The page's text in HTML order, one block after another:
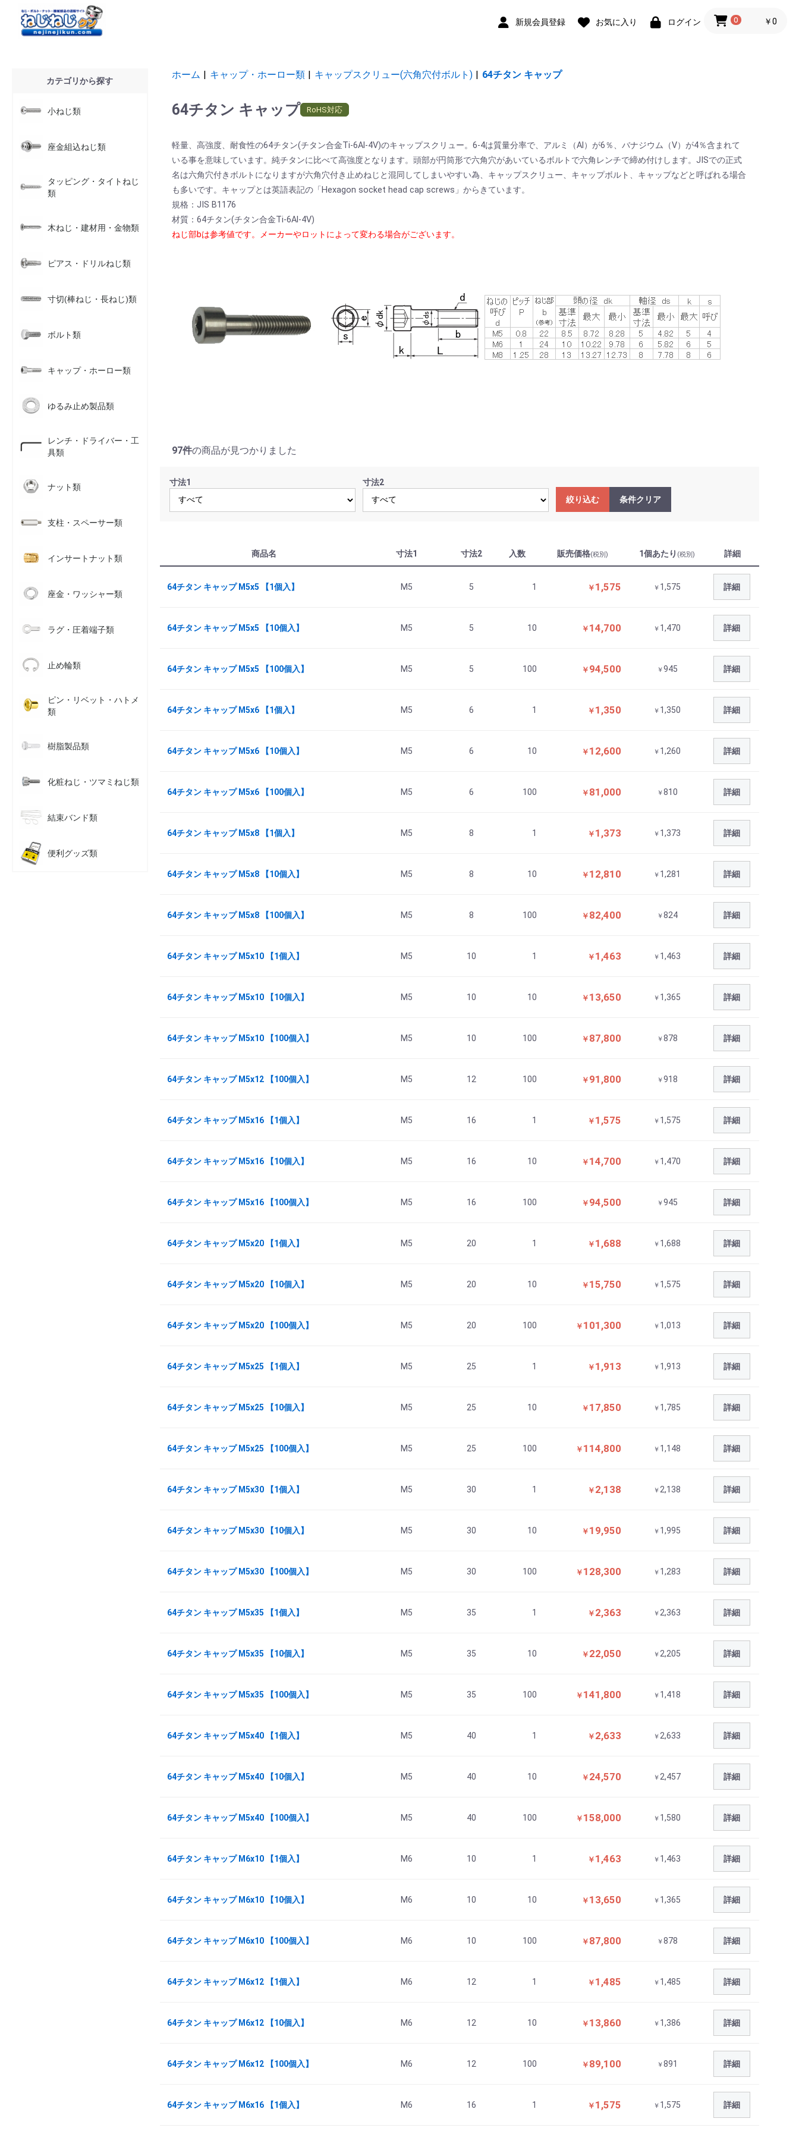
新規会員登録 お気に入り ログイン 0 ￥0
カテゴリから探す
小ねじ類
座金組込ねじ類
タッピング・タイトねじ
類
木ねじ・建材用・金物類
ピアス・ドリルねじ類
寸切(棒ねじ・長ねじ)類
ボルト類
キャップ・ホーロー類
ゆるみ止め製品類
レンチ・ドライバー・工
具類
ナット類
支柱・スペーサー類
インサートナット類
座金・ワッシャー類
ラグ・圧着端子類
止め輪類
ピン・リベット・ハトメ
類
樹脂製品類
化粧ねじ・ツマミねじ類
結束バンド類
便利グッズ類
ホーム | キャップ・ホーロー類 | キャップスクリュー(六角穴付ボルト) | 64チタン キャップ
64チタン キャップ RoHS対応
軽量、高強度、耐食性の64チタン(チタン合金Ti-6Al-4V)のキャップスクリュー。6-4は質量分率で、アルミ（Al）が6％、バナジウム（V）が4％含まれて
いる事を意味しています。純チタンに比べて高強度となります。頭部が円筒形で六角穴があいているボルトで六角レンチで締め付けします。JISでの正式
名は六角穴付きボルトになりますが六角穴付き止めねじと混同してしまいやすい為、キャップスクリュー、キャップボルト、キャップなどと呼ばれる場合
も多いです。キャップとは英語表記の「Hexagon socket head cap screws」からきています。
規格：JIS B1176
材質：64チタン(チタン合金Ti-6Al-4V)
ねじ部bは参考値です。メーカーやロットによって変わる場合がございます。
97件の商品が見つかりました
寸法1
寸法2
絞り込む
条件クリア
商品名 寸法1 寸法2 入数 販売価格(税別) 1個あたり (税別) 詳細
64チタン キャップ M5x5 【1個入】 M5 5 1 ￥ 1,575 ￥ 1,575 詳細
64チタン キャップ M5x5 【10個入】 M5 5 10 ￥ 14,700 ￥ 1,470 詳細
64チタン キャップ M5x5 【100個入】 M5 5 100 ￥ 94,500 ￥945 詳細
64チタン キャップ M5x6 【1個入】 M5 6 1 ￥ 1,350 ￥ 1,350 詳細
64チタン キャップ M5x6 【10個入】 M5 6 10 ￥ 12,600 ￥ 1,260 詳細
64チタン キャップ M5x6 【100個入】 M5 6 100 ￥ 81,000 ￥810 詳細
64チタン キャップ M5x8 【1個入】 M5 8 1 ￥ 1,373 ￥ 1,373 詳細
64チタン キャップ M5x8 【10個入】 M5 8 10 ￥ 12,810 ￥ 1,281 詳細
64チタン キャップ M5x8 【100個入】 M5 8 100 ￥ 82,400 ￥824 詳細
64チタン キャップ M5x10 【1個入】 M5 10 1 ￥ 1,463 ￥ 1,463 詳細
64チタン キャップ M5x10 【10個入】 M5 10 10 ￥ 13,650 ￥ 1,365 詳細
64チタン キャップ M5x10 【100個入】 M5 10 100 ￥ 87,800 ￥878 詳細
64チタン キャップ M5x12 【100個入】 M5 12 100 ￥ 91,800 ￥918 詳細
64チタン キャップ M5x16 【1個入】 M5 16 1 ￥ 1,575 ￥ 1,575 詳細
64チタン キャップ M5x16 【10個入】 M5 16 10 ￥ 14,700 ￥ 1,470 詳細
64チタン キャップ M5x16 【100個入】 M5 16 100 ￥ 94,500 ￥945 詳細
64チタン キャップ M5x20 【1個入】 M5 20 1 ￥ 1,688 ￥ 1,688 詳細
64チタン キャップ M5x20 【10個入】 M5 20 10 ￥ 15,750 ￥ 1,575 詳細
64チタン キャップ M5x20 【100個入】 M5 20 100 ￥ 101,300 ￥ 1,013 詳細
64チタン キャップ M5x25 【1個入】 M5 25 1 ￥ 1,913 ￥ 1,913 詳細
64チタン キャップ M5x25 【10個入】 M5 25 10 ￥ 17,850 ￥ 1,785 詳細
64チタン キャップ M5x25 【100個入】 M5 25 100 ￥ 114,800 ￥ 1,148 詳細
64チタン キャップ M5x30 【1個入】 M5 30 1 ￥ 2,138 ￥2,138 詳細
64チタン キャップ M5x30 【10個入】 M5 30 10 ￥ 19,950 ￥ 1,995 詳細
64チタン キャップ M5x30 【100個入】 M5 30 100 ￥ 128,300 ￥ 1,283 詳細
64チタン キャップ M5x35 【1個入】 M5 35 1 ￥ 2,363 ￥2,363 詳細
64チタン キャップ M5x35 【10個入】 M5 35 10 ￥ 22,050 ￥2,205 詳細
64チタン キャップ M5x35 【100個入】 M5 35 100 ￥ 141,800 ￥ 1,418 詳細
64チタン キャップ M5x40 【1個入】 M5 40 1 ￥ 2,633 ￥2,633 詳細
64チタン キャップ M5x40 【10個入】 M5 40 10 ￥ 24,570 ￥2,457 詳細
64チタン キャップ M5x40 【100個入】 M5 40 100 ￥ 158,000 ￥ 1,580 詳細
64チタン キャップ M6x10 【1個入】 M6 10 1 ￥ 1,463 ￥ 1,463 詳細
64チタン キャップ M6x10 【10個入】 M6 10 10 ￥ 13,650 ￥ 1,365 詳細
64チタン キャップ M6x10 【100個入】 M6 10 100 ￥ 87,800 ￥878 詳細
64チタン キャップ M6x12 【1個入】 M6 12 1 ￥ 1,485 ￥ 1,485 詳細
64チタン キャップ M6x12 【10個入】 M6 12 10 ￥ 13,860 ￥ 1,386 詳細
64チタン キャップ M6x12 【100個入】 M6 12 100 ￥ 89,100 ￥891 詳細
64チタン キャップ M6x16 【1個入】 M6 16 1 ￥ 1,575 ￥ 1,575 詳細